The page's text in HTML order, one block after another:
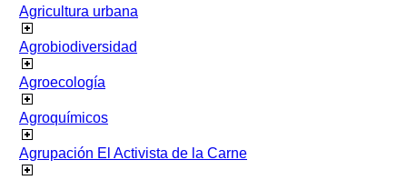
Agricultura urbana
Agrobiodiversidad
Agroecología
Agroquímicos
Agrupación El Activista de la Carne